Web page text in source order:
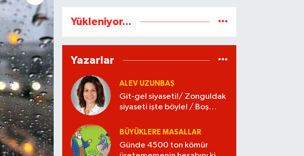
Yükleniyor...
Yazarlar
ALEV UZUNBAŞ
Git-gel siyaseti!/ Zonguldak
siyaseti işte böyle! / Boş
BÜYÜKLERE MASALLAR
Günde 4500 ton kömür